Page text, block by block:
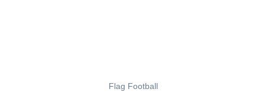
Flag Football